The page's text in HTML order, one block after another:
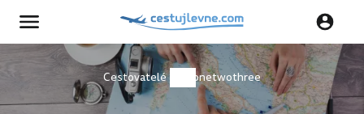
Cestovatelé onetwothree